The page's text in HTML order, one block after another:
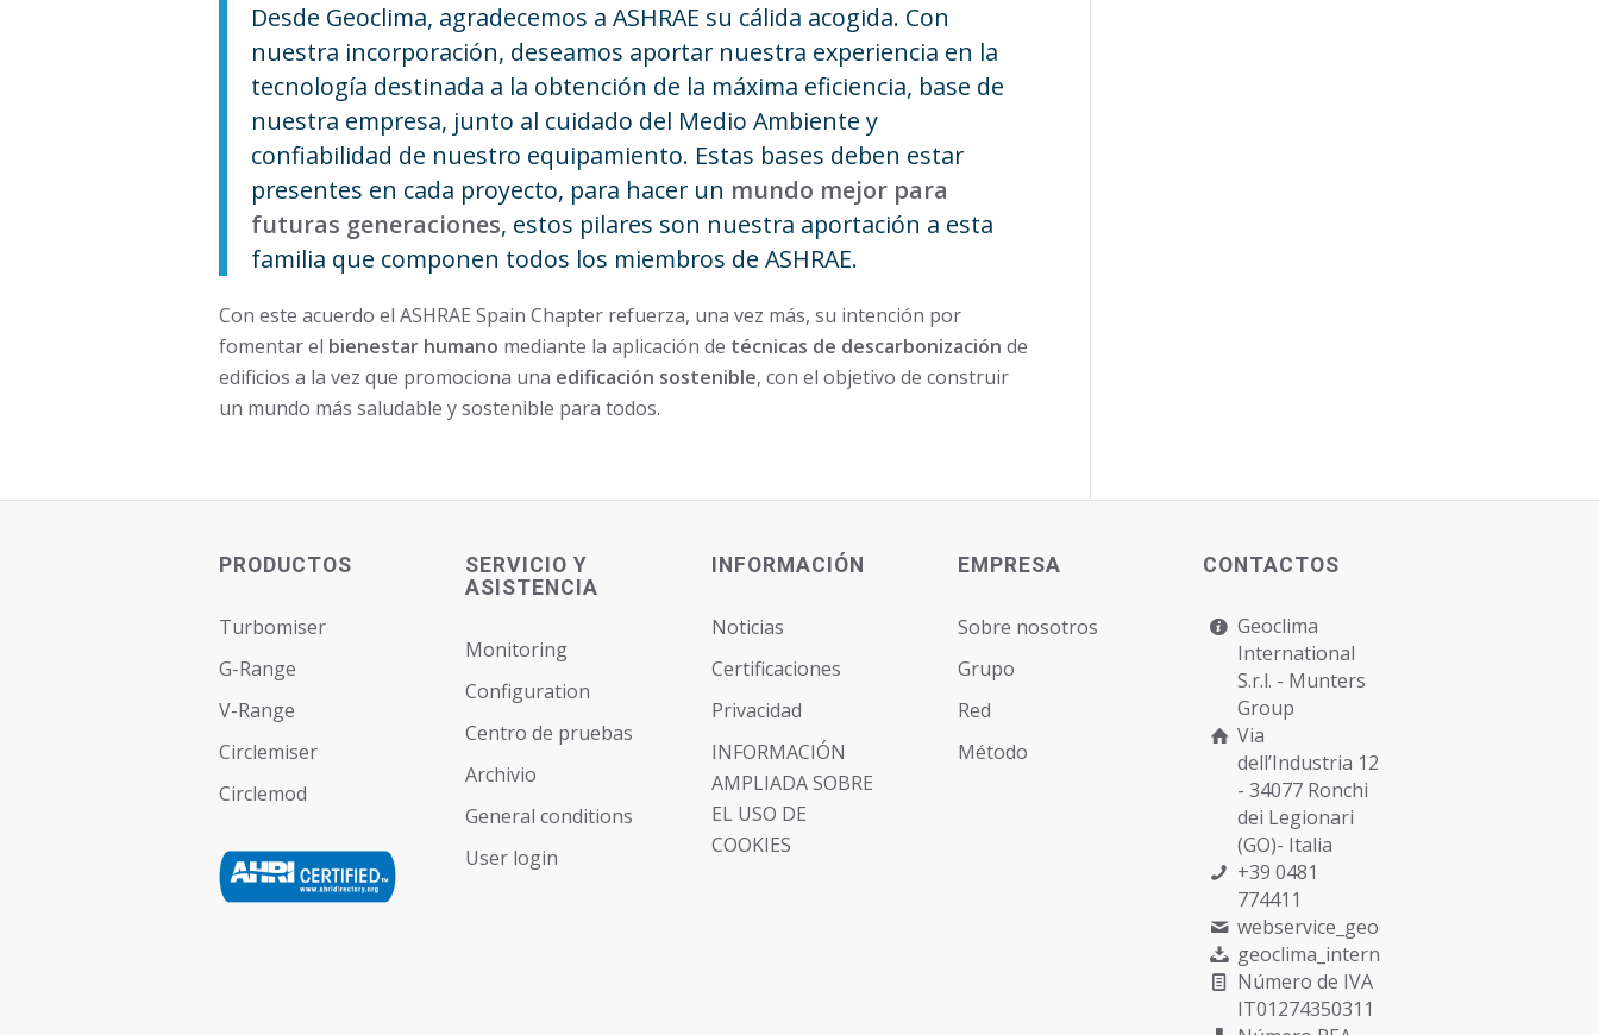
Desde Geoclima, agradecemos a ASHRAE su cálida acogida. Con
nuestra incorporación, deseamos aportar nuestra experiencia en la
tecnología destinada a la obtención de la máxima eficiencia, base de
nuestra empresa, junto al cuidado del Medio Ambiente y
confiabilidad de nuestro equipamiento. Estas bases deben estar
presentes en cada proyecto, para hacer un mundo mejor para
futuras generaciones, estos pilares son nuestra aportación a esta
familia que componen todos los miembros de ASHRAE.
Con este acuerdo el ASHRAE Spain Chapter refuerza, una vez más, su intención por
fomentar el bienestar humano mediante la aplicación de técnicas de descarbonización de
edificios a la vez que promociona una edificación sostenible, con el objetivo de construir
un mundo más saludable y sostenible para todos.
PRODUCTOS
Turbomiser
G-Range
V-Range
Circlemiser
Circlemod
SERVICIO Y
ASISTENCIA
Monitoring
Configuration
Centro de pruebas
Archivio
General conditions
User login
INFORMACIÓN
Noticias
Certificaciones
Privacidad
INFORMACIÓN
AMPLIADA SOBRE
EL USO DE
COOKIES
EMPRESA
Sobre nosotros
Grupo
Red
Método
CONTACTOS
Geoclima
International
S.r.l. - Munters
Group
Via
dell’Industria 12
- 34077 Ronchi
dei Legionari
(GO)- Italia
+39 0481
774411
webservice_geoclima@munters.com
geoclima_international@pec.it
Número de IVA
IT01274350311